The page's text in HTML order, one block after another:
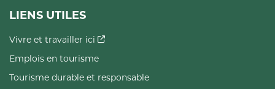
LIENS UTILES
Vivre et travailler ici
Emplois en tourisme
Tourisme durable et responsable